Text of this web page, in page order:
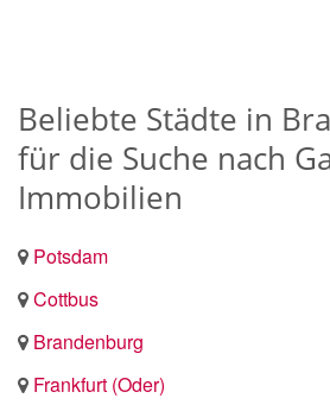
Beliebte Städte in
für die Suche nach
Immobilien
Potsdam
Cottbus
Brandenburg
Frankfurt (Oder)